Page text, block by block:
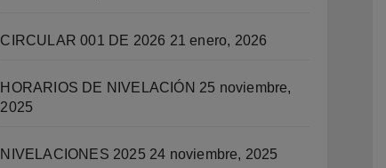
CIRCULAR 001 DE 2026 21 enero, 2026
HORARIOS DE NIVELACIÓN 25 noviembre,
2025
NIVELACIONES 2025 24 noviembre, 2025